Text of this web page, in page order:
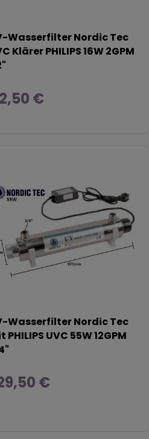
Wasserfilter Nordic Tec
Klärer PHILIPS 16W 2GPM
€
Wasserfilter Nordic Tec
PHILIPS UVC 55W 12GPM
€